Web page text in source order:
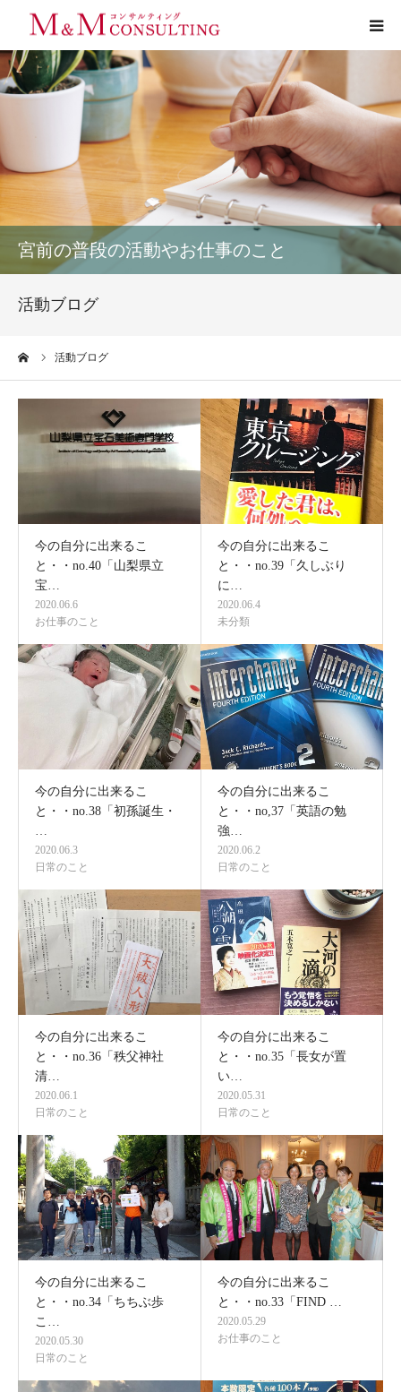
宮前の普段の活動やお仕事のこと
活動ブログ
活動ブログ
今の自分に出来るこ
と・・no.40「山梨県立
宝…
2020.06.6
お仕事のこと
今の自分に出来るこ
と・・no.39「久しぶり
に…
2020.06.4
未分類
今の自分に出来るこ
と・・no.38「初孫誕生・
2020.06.3
日常のこと
今の自分に出来るこ
と・・no,37「英語の勉
強…
2020.06.2
日常のこと
今の自分に出来るこ
と・・no.36「秩父神社
清…
2020.06.1
日常のこと
今の自分に出来るこ
と・・no.35「長女が置
い…
2020.05.31
日常のこと
今の自分に出来るこ
と・・no.34「ちちぶ歩
こ…
2020.05.30
日常のこと
今の自分に出来るこ
と・・no.33「FIND …
2020.05.29
お仕事のこと
プロフィール
サービス
お客様の声
実績